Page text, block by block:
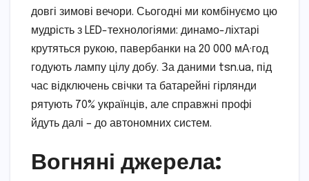
довгі зимові вечори. Сьогодні ми комбінуємо цю
мудрість з LED-технологіями: динамо-ліхтарі
крутяться рукою, павербанки на 20 000 мА·год
годують лампу цілу добу. За даними tsn.ua, під
час відключень свічки та батарейні гірлянди
рятують 70% українців, але справжні профі
йдуть далі – до автономних систем.
Вогняні джерела: